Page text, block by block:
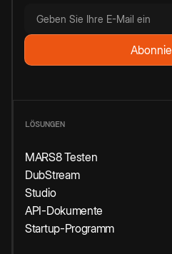
LÖSUNGEN
MARS8 Testen
DubStream
Studio
API-Dokumente
Startup-Programm